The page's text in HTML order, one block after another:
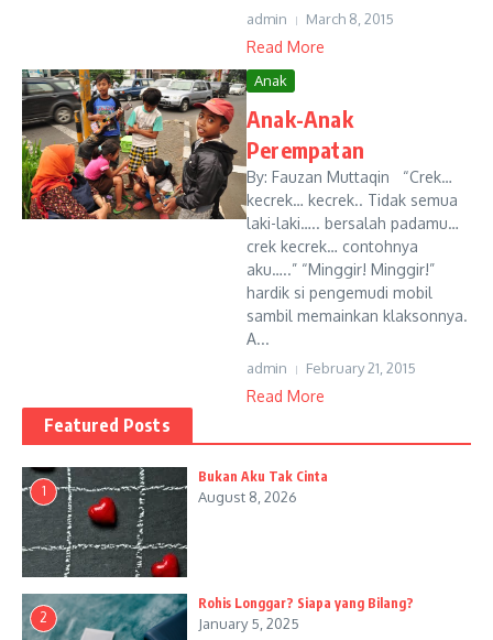
admin March 8, 2015
Read More
Anak
Anak-Anak
Perempatan
By: Fauzan Muttaqin “Crek…
kecrek… kecrek.. Tidak semua
laki-laki….. bersalah padamu…
crek kecrek… contohnya
aku…..” “Minggir! Minggir!”
hardik si pengemudi mobil
sambil memainkan klaksonnya.
A...
admin February 21, 2015
Read More
Featured Posts
1
Bukan Aku Tak Cinta
August 8, 2026
2
Rohis Longgar? Siapa yang Bilang?
January 5, 2025